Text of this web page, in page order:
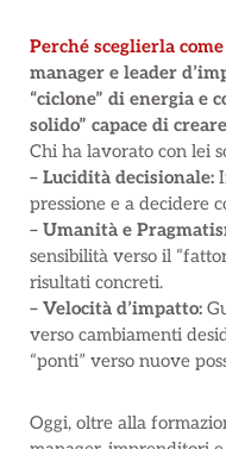
Perché sceglierla
manager e leader
“ciclone” di energia e
solido” capace di
Chi ha lavorato con lei
– Lucidità decisionale:
pressione e a decidere
– Umanità e
sensibilità verso il
risultati concreti.
– Velocità d’impatto:
verso cambiamenti
“ponti” verso nuove
Oggi, oltre alla